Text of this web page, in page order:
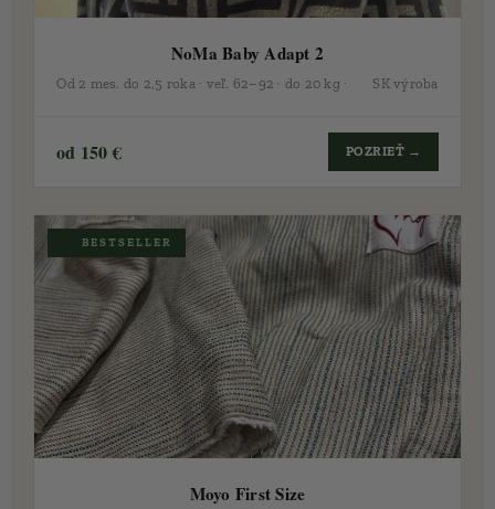
NoMa Baby Adapt 2
Od 2 mes. do 2,5 roka · veľ. 62–92 · do 20 kg · 🇸🇰 SK výroba
od 150 € POZRIEŤ →
🏆 BESTSELLER
Moyo First Size